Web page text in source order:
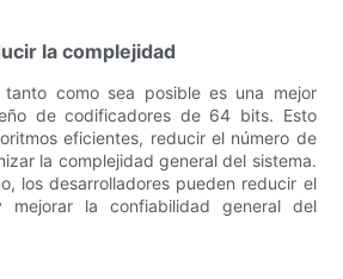
la complejidad
tanto como sea posible es una mejor
de codificadores de 64 bits. Esto
eficientes, reducir el número de
la complejidad general del sistema.
los desarrolladores pueden reducir el
la confiabilidad general del